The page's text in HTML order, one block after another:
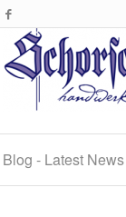
Blog - Latest News